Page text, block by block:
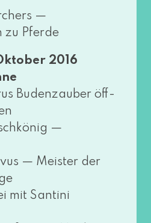
—
zu Pferde
2016
Budenzauber öff­
—
— Meister der
mit Santini